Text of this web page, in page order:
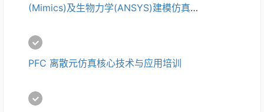
(Mimics)及生物力学(ANSYS)建模仿真培训，Mimics培训
PFC 离散元仿真核心技术与应用培训